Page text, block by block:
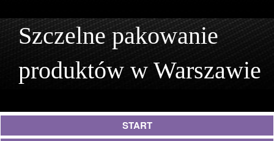
Szczelne pakowanie
produktów w Warszawie
START